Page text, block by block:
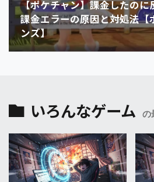
【ポケチャン】課金したのに
課金エラーの原因と対処法【
ンズ】
いろんなゲーム の